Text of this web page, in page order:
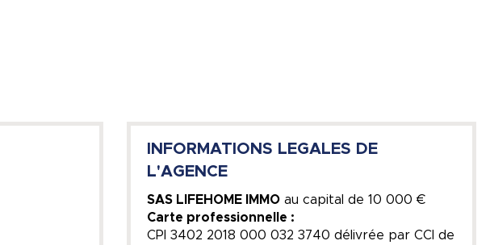
INFORMATIONS LEGALES DE
L'AGENCE
SAS LIFEHOME IMMOau capital de 10 000 €
Carte professionnelle :
CPI 3402 2018 000 032 3740 délivrée par CCI de